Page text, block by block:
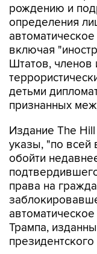
рождению и
определения
включая
Штатов, членов
детьми
признанных
Издание The Hill
указы, "по всей
обойти
права на
Трампа,